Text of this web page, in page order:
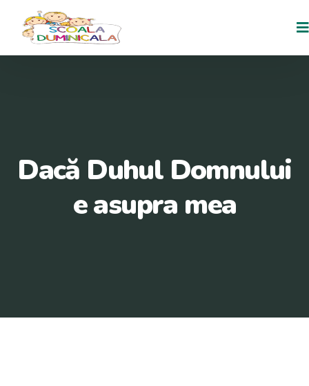
Dacă Duhul Domnului
e asupra mea